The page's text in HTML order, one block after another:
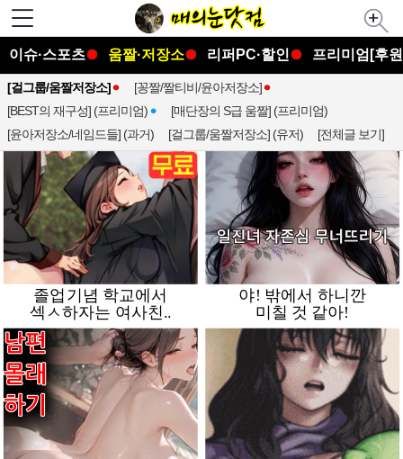
이슈·스포츠 움짤·저장소 리퍼PC·할인 프리미엄[후
[걸그룹/움짤저장소]
[꽁짤/짤티비/윤아저장소]
[BEST의 재구성] (프리미엄)
[매단장의 S급 움짤] (프리미엄)
[윤아저장소/네임드들] (과거)
[걸그룹/움짤저장소] (유저) [전체글 보기]